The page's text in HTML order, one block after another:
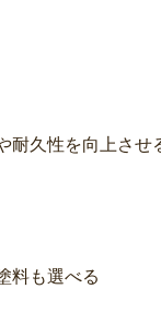
耐久性を向上させ
料も選べる